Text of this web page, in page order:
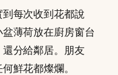
每次收到花都說
盆薄荷放在廚房窗台
還分給鄰居。朋友
鮮花都燦爛。